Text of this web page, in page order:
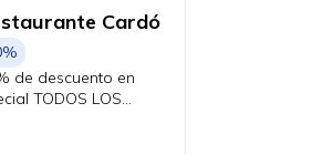
Cardó
de descuento en
TODOS LOS
tu Diners.